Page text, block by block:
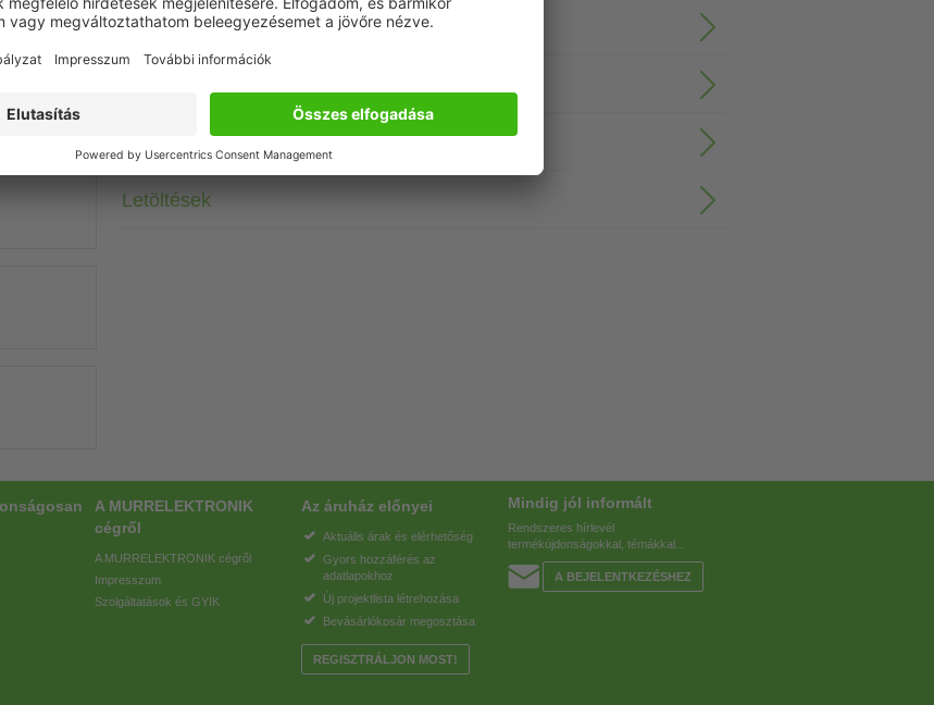
Műszaki adatok
Commercial data
Letöltések
A MURRELEKTRONIK
cégről
A MURRELEKTRONIK cégről
Impresszum
Szolgáltatások és GYIK
Az áruház előnyei
Aktuális árak és elérhetőség
Gyors hozzáférés az
adatlapokhoz
Új projektlista létrehozása
Bevásárlókosár megosztása
REGISZTRÁLJON MOST!
Mindig jól informált
Rendszeres hírlevél
termékújdonságokkal, témákkal...
A BEJELENTKEZÉSHEZ